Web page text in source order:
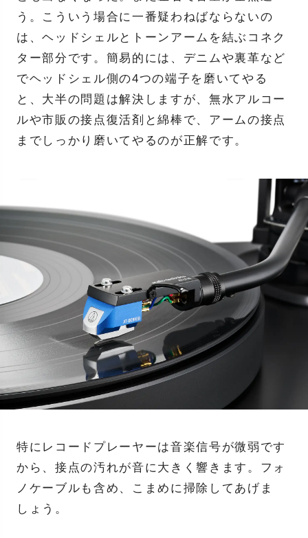
う。こういう場合に一番疑わねばならないの
は、ヘッドシェルとトーンアームを結ぶコネク
ター部分です。簡易的には、デニムや裏革など
でヘッドシェル側の4つの端子を磨いてやる
と、大半の問題は解決しますが、無水アルコー
ルや市販の接点復活剤と綿棒で、アームの接点
までしっかり磨いてやるのが正解です。
特にレコードプレーヤーは音楽信号が微弱です
から、接点の汚れが音に大きく響きます。フォ
ノケーブルも含め、こまめに掃除してあげま
しょう。